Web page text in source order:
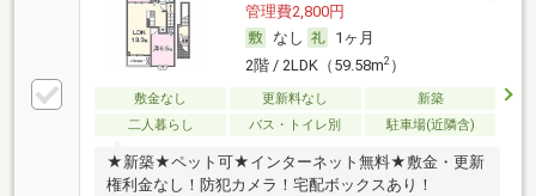
管理費2,800円
なし
1ヶ月
2階 / 2LDK（59.58m2）
敷金なし 更新料なし
新築
二人暮らし
バス・トイレ別 駐車場(近隣含)
★新築★ペット可★インターネット無料★敷金・更新
権利金なし！防犯カメラ！宅配ボックスあり！